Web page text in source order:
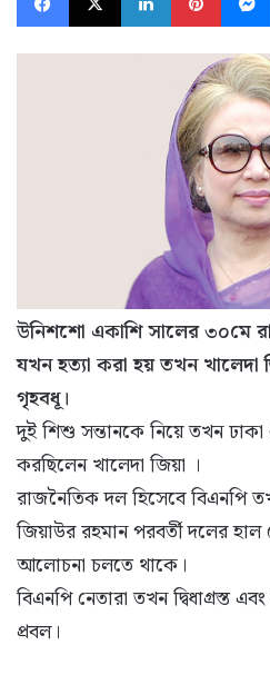
উনিশশো একাশি সালের ৩০মে
যখন হত্যা করা হয় তখন খালেদা
গৃহবধূ।
দুই শিশু সন্তানকে নিয়ে তখন ঢাকা
করছিলেন খালেদা জিয়া ।
রাজনৈতিক দল হিসেবে বিএনপি
জিয়াউর রহমান পরবর্তী দলের হাল
আলোচনা চলতে থাকে।
বিএনপি নেতারা তখন দ্বিধাগ্রস্ত
প্রবল।